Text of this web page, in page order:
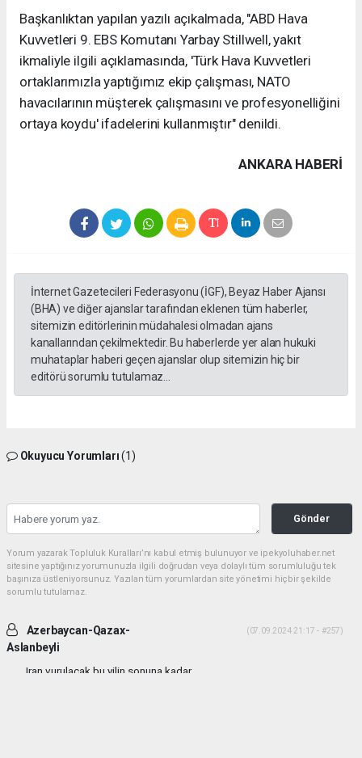
Başkanlıktan yapılan yazılı açıkalmada, "ABD Hava
Kuvvetleri 9. EBS Komutanı Yarbay Stillwell, yakıt
ikmaliyle ilgili açıklamasında, 'Türk Hava Kuvvetleri
ortaklarımızla yaptığımız ekip çalışması, NATO
havacılarının müşterek çalışmasını ve profesyonelliğini
ortaya koydu' ifadelerini kullanmıştır" denildi.
ANKARA HABERİ
İnternet Gazetecileri Federasyonu (İGF), Beyaz Haber Ajansı
(BHA) ve diğer ajanslar tarafından eklenen tüm haberler,
sitemizin editörlerinin müdahalesi olmadan ajans
kanallarından çekilmektedir. Bu haberlerde yer alan hukuki
muhataplar haberi geçen ajanslar olup sitemizin hiç bir
editörü sorumlu tutulamaz...
Okuyucu Yorumları(1)
Gönder
Yorum yazarak Topluluk Kuralları’nı kabul etmiş bulunuyor ve ipekyoluhaber.net
sitesine yaptığınız yorumunuzla ilgili doğrudan veya dolaylı tüm sorumluluğu tek
başınıza üstleniyorsunuz. Yazılan tüm yorumlardan site yönetimi hiçbir şekilde
sorumlu tutulamaz.
Azerbaycan-Qazax-
Aslanbeyli
(07.09.2024 21:17 - #257)
Iran vurulacak bu yilin sonuna kadar...